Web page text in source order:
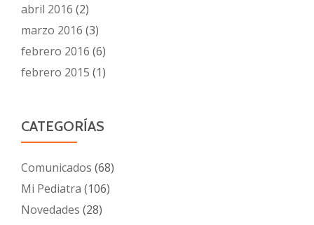
abril 2016 (2)
marzo 2016 (3)
febrero 2016 (6)
febrero 2015 (1)
CATEGORÍAS
Comunicados (68)
Mi Pediatra (106)
Novedades (28)